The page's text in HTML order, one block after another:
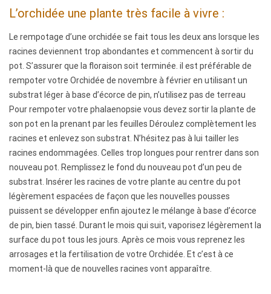
n
s
e
i
l
s
p
o
u
r
f
L’orchidée une plante très facile à vivre :
Le rempotage d’une orchidée se fait tous les deux ans lorsque les
racines deviennent trop abondantes et commencent à sortir du
pot. S’assurer que la floraison soit terminée. il est préférable de
rempoter votre Orchidée de novembre à février en utilisant un
substrat léger à base d’écorce de pin, n’utilisez pas de terreau
Pour rempoter votre phalaenopsie vous devez sortir la plante de
son pot en la prenant par les feuilles Déroulez complètement les
racines et enlevez son substrat. N’hésitez pas à lui tailler les
racines endommagées. Celles trop longues pour rentrer dans son
nouveau pot. Remplissez le fond du nouveau pot d’un peu de
substrat. Insérer les racines de votre plante au centre du pot
légèrement espacées de façon que les nouvelles pousses
puissent se développer enfin ajoutez le mélange à base d’écorce
de pin, bien tassé. Durant le mois qui suit, vaporisez légèrement la
surface du pot tous les jours. Après ce mois vous reprenez les
arrosages et la fertilisation de votre Orchidée. Et c’est à ce
moment-là que de nouvelles racines vont apparaître.